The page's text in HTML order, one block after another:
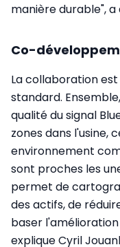
manière durable", a
Co-
La collaboration
standard.
qualité du signal
zones dans l'usine,
environnement
sont proches les
permet de
des actifs, de
baser
explique Cyril